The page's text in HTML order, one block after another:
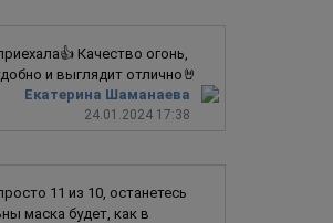
Екатерина Шаманаева
24.01.2024 17:38
Качество огонь,
и выглядит отлично🤘
11 из 10, останетесь
маска будет, как в